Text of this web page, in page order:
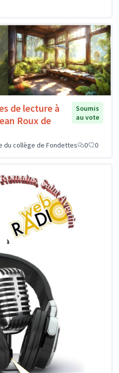
de lecture à
Roux de
Soumis
au vote
du collège de Fondettes 0 0